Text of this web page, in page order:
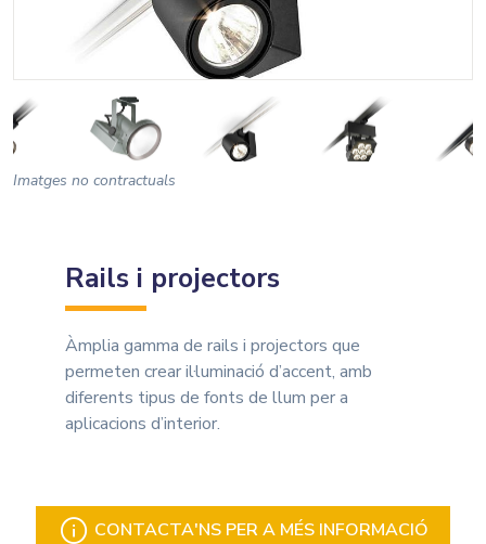
Imatges no contractuals
Rails i projectors
Àmplia gamma de rails i projectors que
permeten crear il·luminació d’accent, amb
diferents tipus de fonts de llum per a
aplicacions d’interior.
CONTACTA'NS PER A MÉS INFORMACIÓ